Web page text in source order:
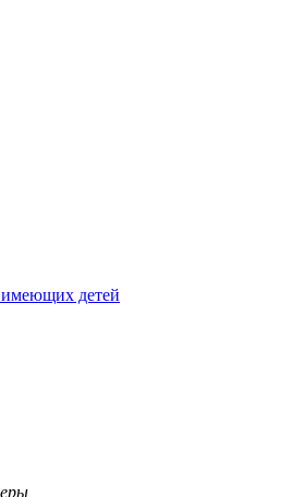
имеющих детей